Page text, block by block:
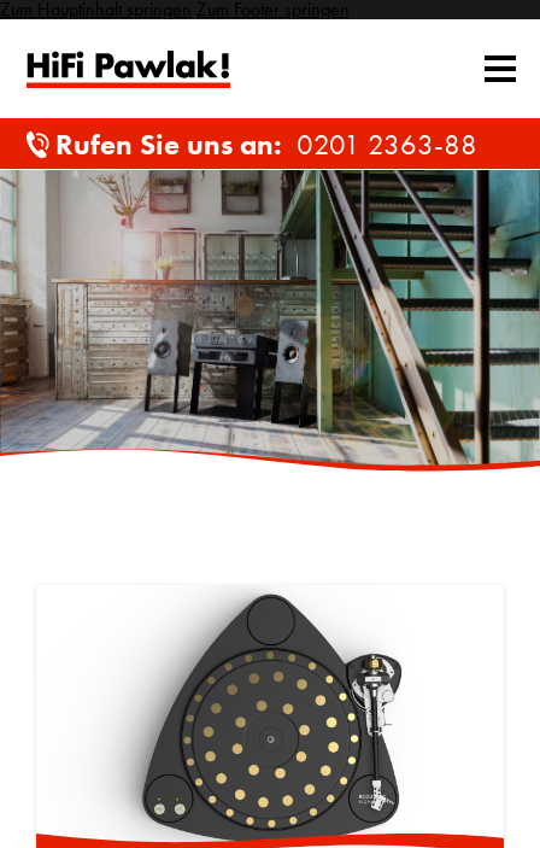
Zum Hauptinhalt springen Zum Footer springen
Rufen Sie uns an: 0201 2363-88